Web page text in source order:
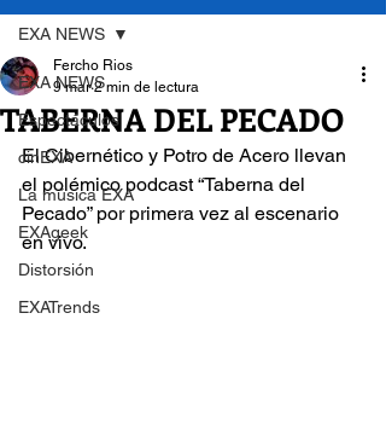
EXA NEWS
Espectáculos
cinEXA
La música EXA
EXAgeek
Distorsión
EXATrends
EXA NEWS
TABERNA DEL PECADO
Fercho Rios
9 mar 2 min de lectura
El Cibernético y Potro de Acero llevan
el polémico podcast “Taberna del
Pecado” por primera vez al escenario
en vivo.